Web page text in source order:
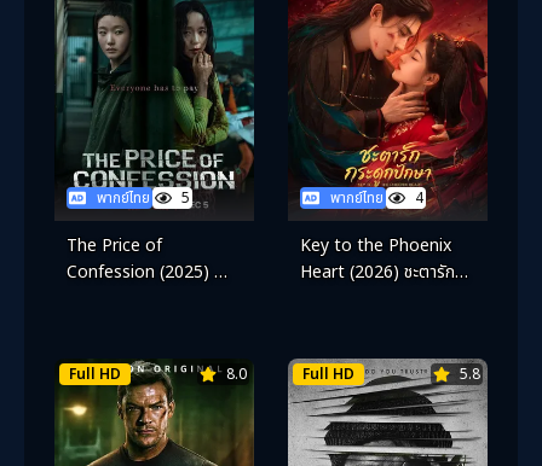
พากย์ไทย 5
The Price of
Confession (2025) คำ
พากย์ไทย 4
Key to the Phoenix
Heart (2026) ชะตารัก
Full HD 8.0 Full HD 5.8